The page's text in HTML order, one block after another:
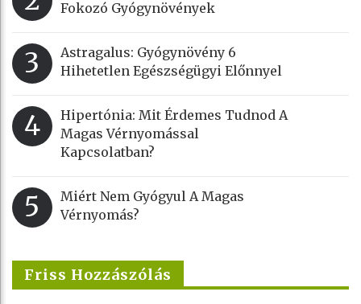
Fokozó Gyógynövények
3
Astragalus: Gyógynövény 6
Hihetetlen Egészségügyi Előnnyel
4
Hipertónia: Mit Érdemes Tudnod A
Magas Vérnyomással
Kapcsolatban?
5
Miért Nem Gyógyul A Magas
Vérnyomás?
Friss Hozzászólás